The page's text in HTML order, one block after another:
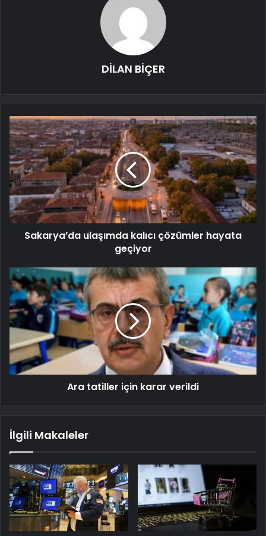
DİLAN BİÇER
Sakarya’da ulaşımda kalıcı çözümler hayata
geçiyor
Ara tatiller için karar verildi
İlgili Makaleler